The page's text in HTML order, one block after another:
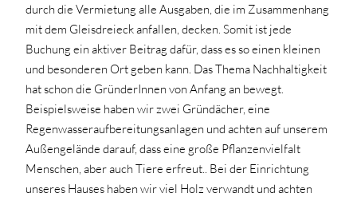
durch die Vermietung alle Ausgaben, die im Zusammenhang
mit dem Gleisdreieck anfallen, decken. Somit ist jede
Buchung ein aktiver Beitrag dafür, dass es so einen kleinen
und besonderen Ort geben kann. Das Thema Nachhaltigkeit
hat schon die GründerInnen von Anfang an bewegt.
Beispielsweise haben wir zwei Gründächer, eine
Regenwasseraufbereitungsanlagen und achten auf unserem
Außengelände darauf, dass eine große Pflanzenvielfalt
Menschen, aber auch Tiere erfreut.. Bei der Einrichtung
unseres Hauses haben wir viel Holz verwandt und achten